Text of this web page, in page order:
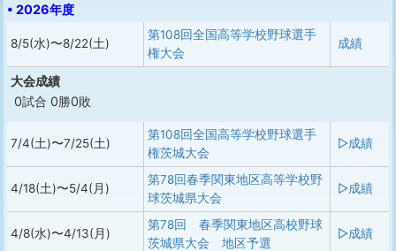
• 2026年度
8/5(水)〜8/22(土)
第108回全国高等学校野球選手
権大会
成績
大会成績
0試合 0勝0敗
7/4(土)〜7/25(土)
第108回全国高等学校野球選手
権茨城大会
▷成績
4/18(土)〜5/4(月)
第78回春季関東地区高等学校野
球茨城県大会
▷成績
4/8(水)〜4/13(月)
第78回 春季関東地区高校野球
茨城県大会 地区予選
▷成績